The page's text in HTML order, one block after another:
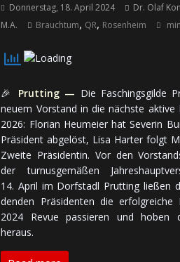
Donnerstag, 18. April 2024
Dr. Olaf
M.A.
Brauchtum, QR, Rosenheim
🎉 Prutting — Die Faschingsgilde
neuem Vorstand in die nächste aktive
2026: Florian Heumeier hat Severin
Präsident ab­ge­löst, Lisa Harter folgt
Zweite Prä­si­den­tin. Vor den
der tur­nus­ge­mä­ßen
14. April im Dorfstadl Prutting lie­ßen
den­den Prä­si­den­ten die er­folg­rei­che
2024 Revue pas­sie­ren und hoben
heraus.